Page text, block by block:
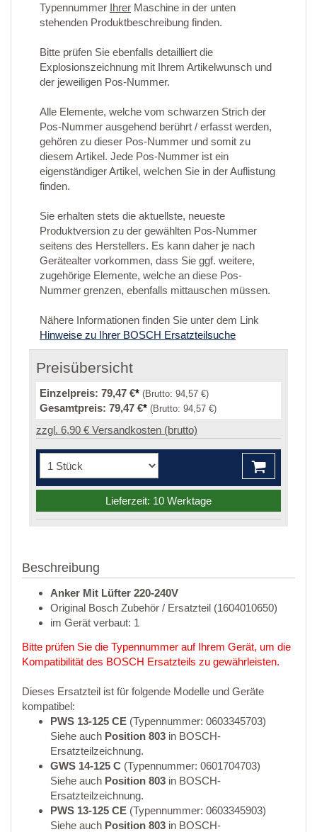
Typennummer Ihrer Maschine in der unten
stehenden Produktbeschreibung finden.
Bitte prüfen Sie ebenfalls detailliert die
Explosionszeichnung mit Ihrem Artikelwunsch und
der jeweiligen Pos-Nummer.
Alle Elemente, welche vom schwarzen Strich der
Pos-Nummer ausgehend berührt / erfasst werden,
gehören zu dieser Pos-Nummer und somit zu
diesem Artikel. Jede Pos-Nummer ist ein
eigenständiger Artikel, welchen Sie in der Auflistung
finden.
Sie erhalten stets die aktuellste, neueste
Produktversion zu der gewählten Pos-Nummer
seitens des Herstellers. Es kann daher je nach
Gerätealter vorkommen, dass Sie ggf. weitere,
zugehörige Elemente, welche an diese Pos-
Nummer grenzen, ebenfalls mittauschen müssen.
Nähere Informationen finden Sie unter dem Link
Hinweise zu Ihrer BOSCH Ersatzteilsuche
Preisübersicht
Einzelpreis: 79,47 €* (Brutto: 94,57 €)
Gesamtpreis: 79,47 €* (Brutto: 94,57 €)
zzgl. 6,90 € Versandkosten (brutto)
Lieferzeit: 10 Werktage
Beschreibung
Anker Mit Lüfter 220-240V
Original Bosch Zubehör / Ersatzteil (1604010650)
im Gerät verbaut: 1
Bitte prüfen Sie die Typennummer auf Ihrem Gerät, um die
Kompatibilität des BOSCH Ersatzteils zu gewährleisten.
Dieses Ersatzteil ist für folgende Modelle und Geräte
kompatibel:
PWS 13-125 CE (Typennummer: 0603345703)
Siehe auch Position 803 in BOSCH-
Ersatzteilzeichnung.
GWS 14-125 C (Typennummer: 0601704703)
Siehe auch Position 803 in BOSCH-
Ersatzteilzeichnung.
PWS 13-125 CE (Typennummer: 0603345903)
Siehe auch Position 803 in BOSCH-